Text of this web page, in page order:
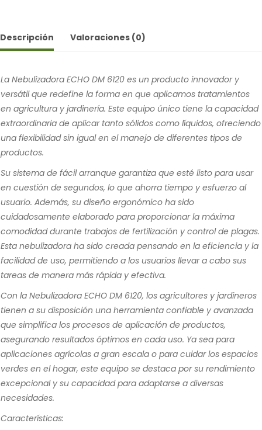
Descripción Valoraciones (0)
La Nebulizadora ECHO DM 6120 es un producto innovador y
versátil que redefine la forma en que aplicamos tratamientos
en agricultura y jardinería. Este equipo único tiene la capacidad
extraordinaria de aplicar tanto sólidos como líquidos, ofreciendo
una flexibilidad sin igual en el manejo de diferentes tipos de
productos.
Su sistema de fácil arranque garantiza que esté listo para usar
en cuestión de segundos, lo que ahorra tiempo y esfuerzo al
usuario. Además, su diseño ergonómico ha sido
cuidadosamente elaborado para proporcionar la máxima
comodidad durante trabajos de fertilización y control de plagas.
Esta nebulizadora ha sido creada pensando en la eficiencia y la
facilidad de uso, permitiendo a los usuarios llevar a cabo sus
tareas de manera más rápida y efectiva.
Con la Nebulizadora ECHO DM 6120, los agricultores y jardineros
tienen a su disposición una herramienta confiable y avanzada
que simplifica los procesos de aplicación de productos,
asegurando resultados óptimos en cada uso. Ya sea para
aplicaciones agrícolas a gran escala o para cuidar los espacios
verdes en el hogar, este equipo se destaca por su rendimiento
excepcional y su capacidad para adaptarse a diversas
necesidades.
Características: